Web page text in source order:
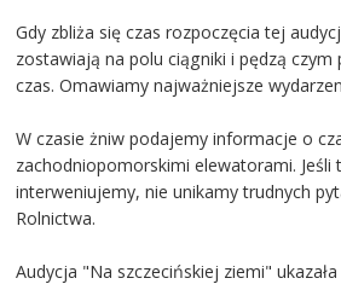
Gdy zbliża się czas rozpoczęcia tej
zostawiają na polu ciągniki i pędzą czym
czas. Omawiamy najważniejsze
W czasie żniw podajemy informacje o
zachodniopomorskimi elewatorami. Jeśli
interweniujemy, nie unikamy trudnych
Rolnictwa.
Audycja "Na szczecińskiej ziemi"